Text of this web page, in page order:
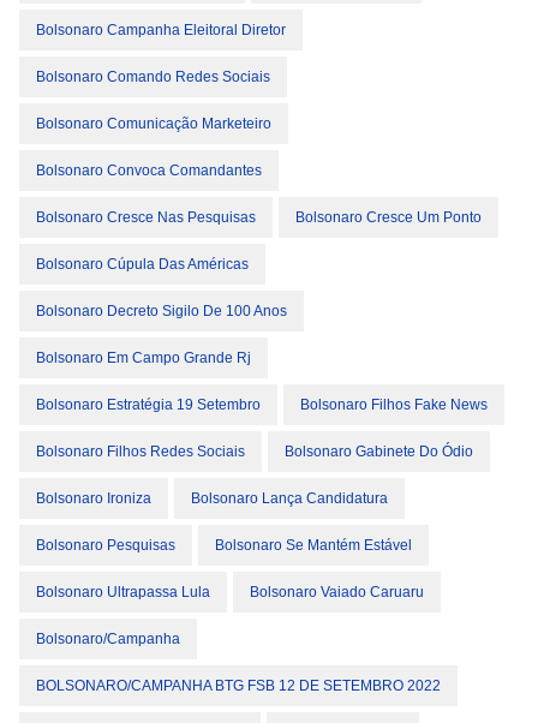
Bolsonaro Campanha Eleitoral Diretor
Bolsonaro Comando Redes Sociais
Bolsonaro Comunicação Marketeiro
Bolsonaro Convoca Comandantes
Bolsonaro Cresce Nas Pesquisas Bolsonaro Cresce Um Ponto
Bolsonaro Cúpula Das Américas
Bolsonaro Decreto Sigilo De 100 Anos
Bolsonaro Em Campo Grande Rj
Bolsonaro Estratégia 19 Setembro Bolsonaro Filhos Fake News
Bolsonaro Filhos Redes Sociais Bolsonaro Gabinete Do Ódio
Bolsonaro Ironiza Bolsonaro Lança Candidatura
Bolsonaro Pesquisas Bolsonaro Se Mantém Estável
Bolsonaro Ultrapassa Lula Bolsonaro Vaiado Caruaru
Bolsonaro/campanha
BOLSONARO/CAMPANHA BTG FSB 12 DE SETEMBRO 2022